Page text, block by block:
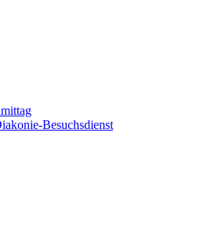
Besuchsdienst